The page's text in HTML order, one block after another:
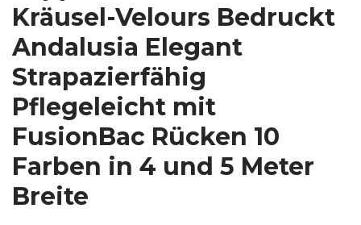
Kräusel-Velours Bedruckt
Andalusia Elegant
Strapazierfähig
Pflegeleicht mit
FusionBac Rücken 10
Farben in 4 und 5 Meter
Breite